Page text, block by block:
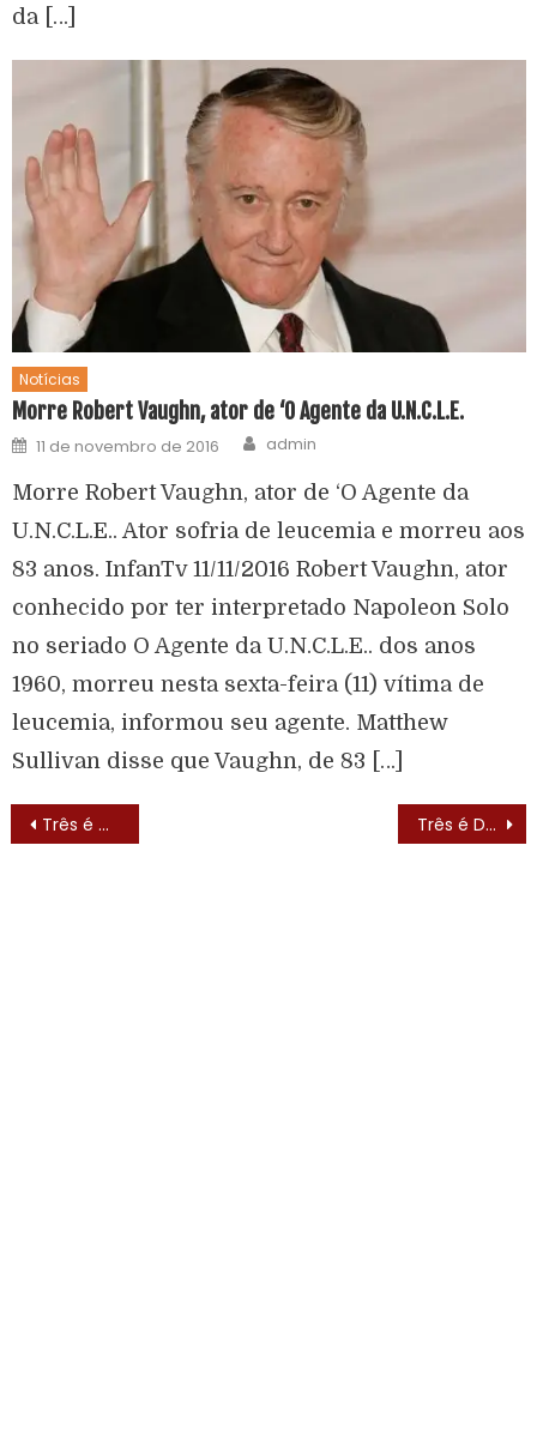
da […]
Notícias
Morre Robert Vaughn, ator de ‘O Agente da U.N.C.L.E.
11 de novembro de 2016 admin
Morre Robert Vaughn, ator de ‘O Agente da
U.N.C.L.E.. Ator sofria de leucemia e morreu aos
83 anos. InfanTv 11/11/2016 Robert Vaughn, ator
conhecido por ter interpretado Napoleon Solo
no seriado O Agente da U.N.C.L.E.. dos anos
1960, morreu nesta sexta-feira (11) vítima de
leucemia, informou seu agente. Matthew
Sullivan disse que Vaughn, de 83 […]
Três é Demais (Full House – 1987) – Lista de Episódios Três é Demais (Full House – 1987) – Elenco